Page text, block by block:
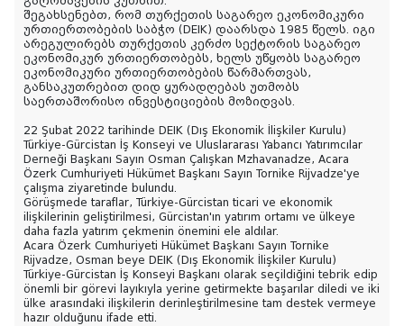
შეგახსენებთ, რომ თურქეთის საგარეო ეკონომიკური
ურთიერთობების საბჭო (DEIK) დაარსდა 1985 წელს. იგი
არეგულირებს თურქეთის კერძო სექტორის საგარეო
ეკონომიკურ ურთიერთობებს, ხელს უწყობს საგარეო
ეკონომიკური ურთიერთობების წარმართვას,
განსაკუთრებით დიდ ყურადღებას უთმობს
საერთაშორისო ინვესტიციების მოზიდვას.
22 Şubat 2022 tarihinde DEIK (Dış Ekonomik İlişkiler Kurulu)
Türkiye-Gürcistan İş Konseyi ve Uluslararası Yabancı Yatırımcılar
Derneği Başkanı Sayın Osman Çalışkan Mzhavanadze, Acara
Özerk Cumhuriyeti Hükümet Başkanı Sayın Tornike Rijvadze'ye
çalışma ziyaretinde bulundu.
Görüşmede taraflar, Türkiye-Gürcistan ticari ve ekonomik
ilişkilerinin geliştirilmesi, Gürcistan'ın yatırım ortamı ve ülkeye
daha fazla yatırım çekmenin önemini ele aldılar.
Acara Özerk Cumhuriyeti Hükümet Başkanı Sayın Tornike
Rijvadze, Osman beye DEIK (Dış Ekonomik İlişkiler Kurulu)
Türkiye-Gürcistan İş Konseyi Başkanı olarak seçildiğini tebrik edip
önemli bir görevi layıkıyla yerine getirmekte başarılar diledi ve iki
ülke arasındaki ilişkilerin derinleştirilmesine tam destek vermeye
hazır olduğunu ifade etti.